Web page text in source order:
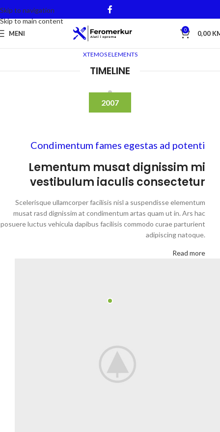
Skip to navigation
Skip to main content
MENI 0 0,00
XTEMOS ELEMENTS
TIMELINE
2007
Condimentum fames egestas ad potenti
Lementum musat dignissim mi
vestibulum iaculis consectetur
Scelerisque ullamcorper facilisis nisl a suspendisse elementum
musat rasd dignissim at condimentum artas quam ut in. Ars hac
posuere luctus vehicula dapibus facilisis commodo curae parturient
adipiscing natoque.
Read more